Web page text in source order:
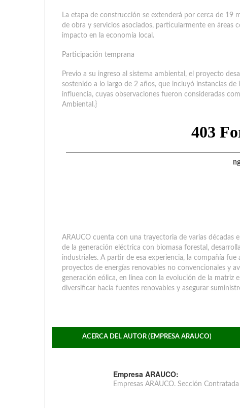
La etapa de construcción se extenderá por cerca de 19
de obra y servicios asociados, particularmente en áreas
impacto en la economía local.
Participación temprana
Previo a su ingreso al sistema ambiental, el proyecto
sostenido a lo largo de 2 años, que incluyó instancias
influencia, cuyas observaciones fueron consideradas
Ambiental.}
ARAUCO cuenta con una trayectoria de varias
de la generación eléctrica con biomasa forestal,
industriales. A partir de esa experiencia, la compañía
proyectos de energías renovables no convencionales y
generación eólica, en línea con la evolución de la matriz
diversificar hacia fuentes renovables y asegurar
ACERCA DEL AUTOR (EMPRESA ARAUCO)
Empresa ARAUCO:
Empresas ARAUCO. Sección